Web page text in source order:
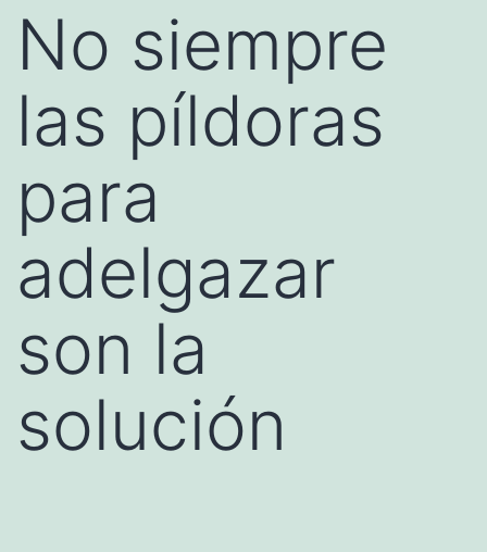
No siempre
las píldoras
para
adelgazar
son la
solución